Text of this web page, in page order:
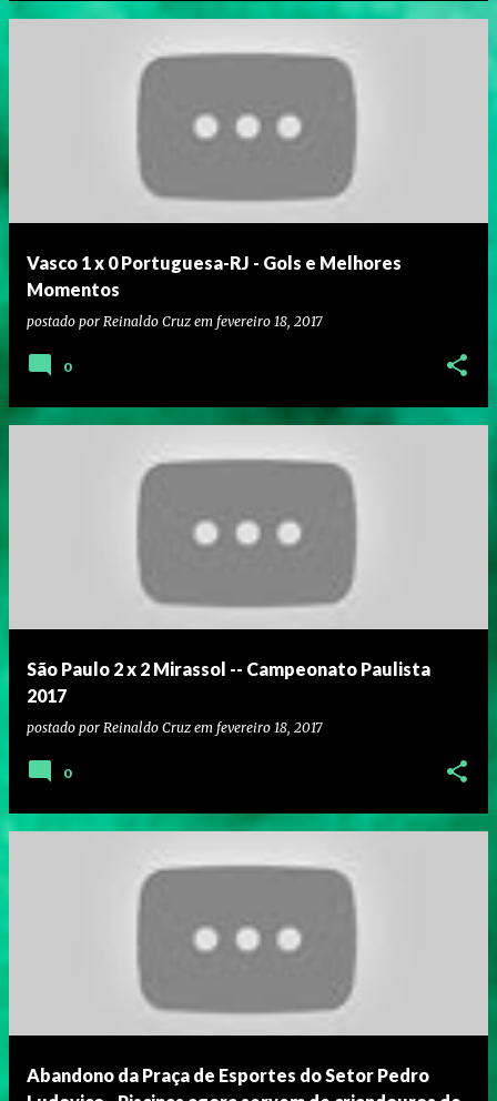
Vasco 1 x 0 Portuguesa-RJ - Gols e Melhores
Momentos
postado por Reinaldo Cruz em fevereiro 18, 2017
0
São Paulo 2 x 2 Mirassol -- Campeonato Paulista
2017
postado por Reinaldo Cruz em fevereiro 18, 2017
0
Abandono da Praça de Esportes do Setor Pedro